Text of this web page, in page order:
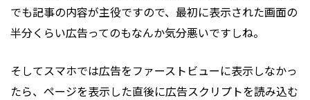
でも記事の内容が主役ですので、最初に表示された画面の
半分くらい広告ってのもなんか気分悪いですしね。
そしてスマホでは広告をファーストビューに表示しなかっ
たら、ページを表示した直後に広告スクリプトを読み込む